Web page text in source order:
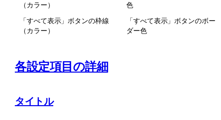
（カラー）
色
「すべて表示」ボタンの枠線
（カラー）
「すべて表示」ボタンのボー
ダー色
各設定項目の詳細
タイトル